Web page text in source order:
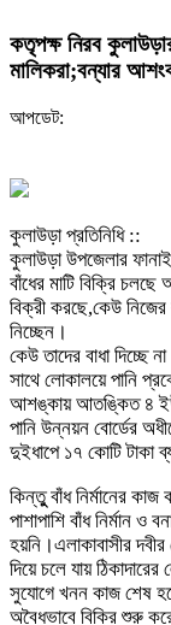
কতৃপক্ষ নিরব
মালিকরা;বন্যার
আপডেট:
কুলাউড়া প্রতিনিধি ::
কুলাউড়া উপজেলার
বাঁধের মাটি বিক্রি চলছে
বিক্রী করছে,কেউ নিজের
নিচ্ছেন।
কেউ তাদের বাধা দিচ্ছে
সাথে লোকালয়ে পানি
আশঙ্কায় আতঙ্কিত ৪
পানি উন্নয়ন বোর্ডের
দুইধাপে ১৭ কোটি টাকা
কিন্তুু বাঁধ নির্মানের
পাশাপাশি বাঁধ নির্মান
হয়নি।এলাকাবাসীর
দিয়ে চলে যায়
সুযোগে খনন কাজ শেষ
অবৈধভাবে বিক্রি শুরু